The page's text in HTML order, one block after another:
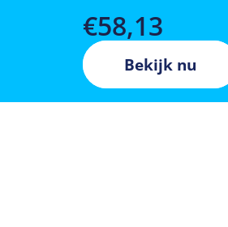
€58,13
Bekijk nu